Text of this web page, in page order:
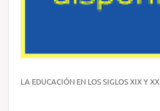
LA EDUCACIÓN EN LOS SIGLOS XIX Y XX